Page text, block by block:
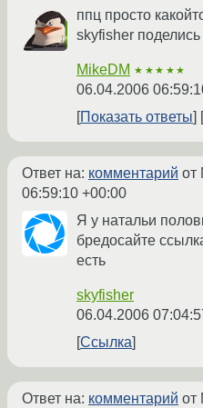
ппц просто
skyfisher
MikeDM ★★★★★
06.04.2006
Показать ответы
Ответ на: комментарий от
06:59:10 +00:00
Я у натальи
бредосайте
есть
skyfisher
06.04.2006
Ссылка
Ответ на: комментарий от